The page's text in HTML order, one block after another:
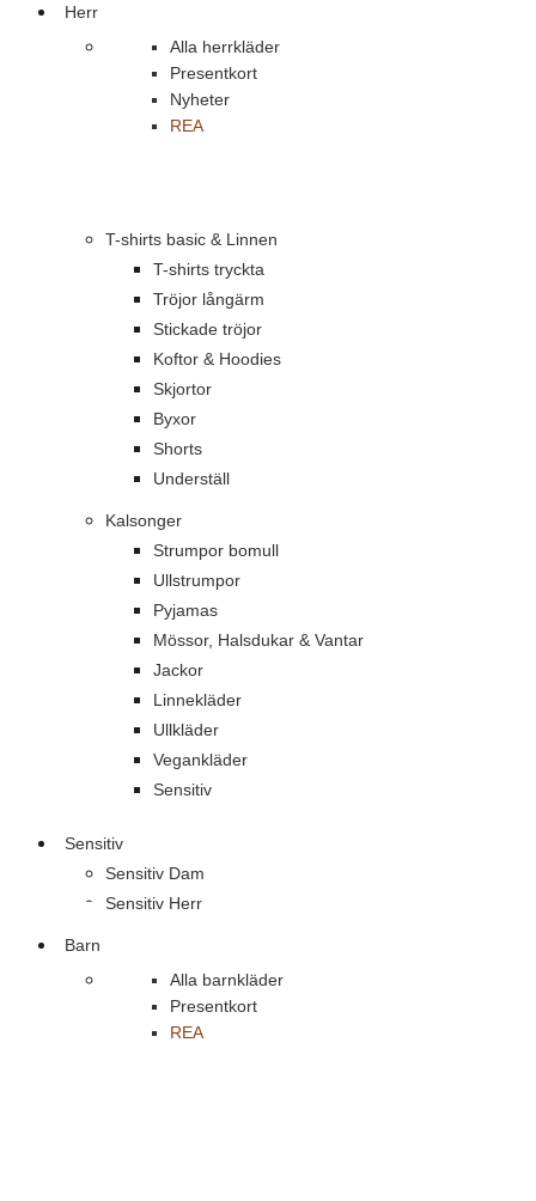
Herr
Alla herrkläder
Presentkort
Nyheter
REA
T-shirts basic & Linnen
T-shirts tryckta
Tröjor långärm
Stickade tröjor
Koftor & Hoodies
Skjortor
Byxor
Shorts
Underställ
Kalsonger
Strumpor bomull
Ullstrumpor
Pyjamas
Mössor, Halsdukar & Vantar
Jackor
Linnekläder
Ullkläder
Vegankläder
Sensitiv
Sensitiv
Sensitiv Dam
Sensitiv Herr
Barn
Alla barnkläder
Presentkort
REA